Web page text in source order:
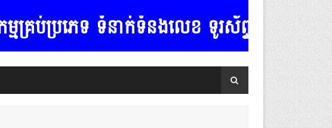
េទ ទំនាក់ទំនងលេខ ទូរស័ព្ទ:.......